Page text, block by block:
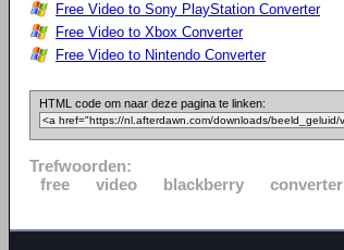
Free Video to Sony PlayStation Converter
Free Video to Xbox Converter
Free Video to Nintendo Converter
HTML code om naar deze pagina te linken:
Trefwoorden:
free
video blackberry converter